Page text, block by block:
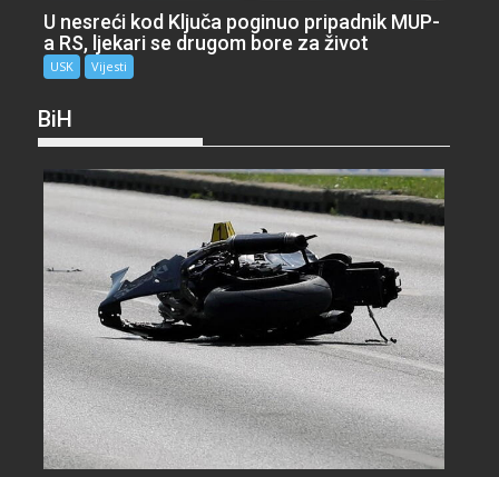
U nesreći kod Ključa poginuo pripadnik MUP-
a RS, ljekari se drugom bore za život
USK Vijesti
BiH